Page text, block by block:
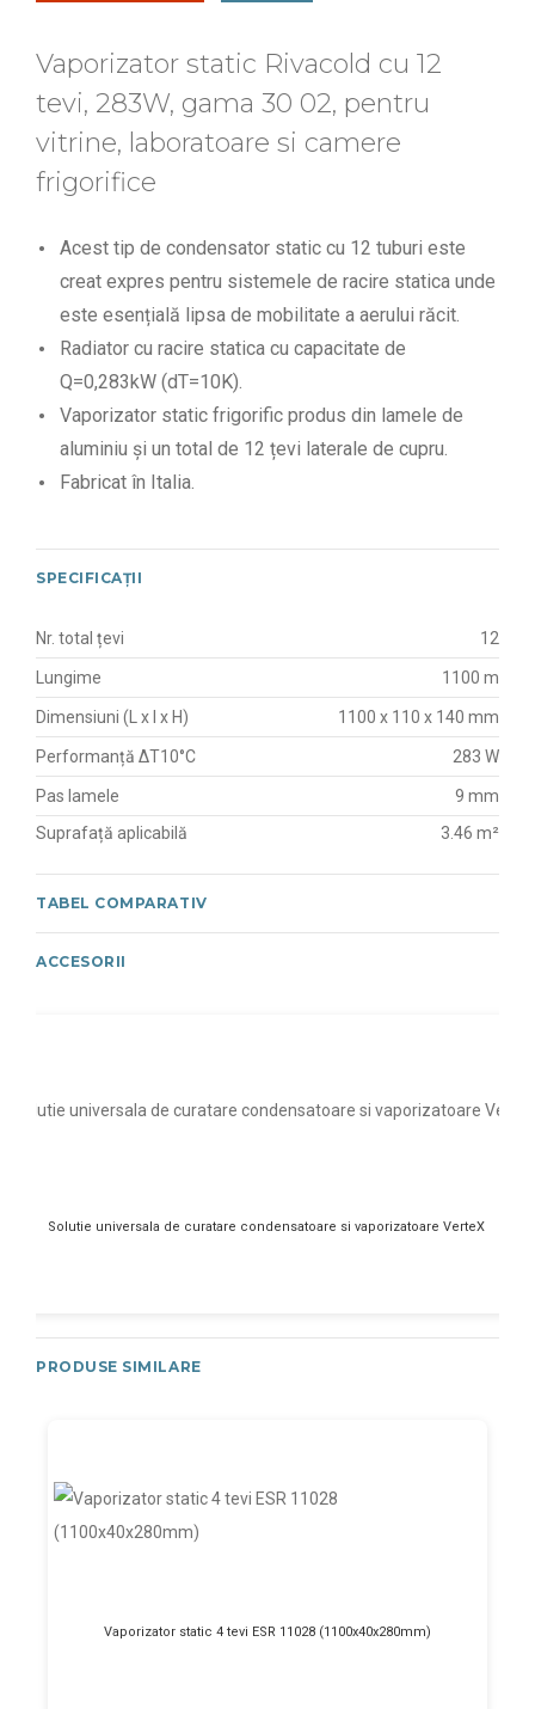
Vaporizator static Rivacold cu 12
tevi, 283W, gama 30 02, pentru
vitrine, laboratoare si camere
frigorifice
Acest tip de condensator static cu 12 tuburi este
creat expres pentru sistemele de racire statica unde
este esențială lipsa de mobilitate a aerului răcit.
Radiator cu racire statica cu capacitate de
Q=0,283kW (dT=10K).
Vaporizator static frigorific produs din lamele de
aluminiu și un total de 12 țevi laterale de cupru.
Fabricat în Italia.
SPECIFICAȚII
Nr. total țevi 12
Lungime 1100 m
Dimensiuni (L x l x H) 1100 x 110 x 140 mm
Performanță ΔT10°C 283 W
Pas lamele
9 mm
Suprafață aplicabilă
3.46 m²
TABEL COMPARATIV
ACCESORII
Solutie universala de curatare condensatoare si vaporizatoare VerteX
PRODUSE SIMILARE
Vaporizator static 4 tevi ESR 11028 (1100x40x280mm)